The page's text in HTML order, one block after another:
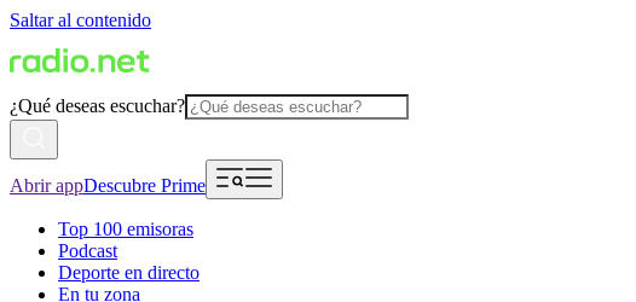
Saltar al contenido
¿Qué deseas escuchar?
Abrir appDescubre Prime
Top 100 emisoras
Podcast
Deporte en directo
En tu zona